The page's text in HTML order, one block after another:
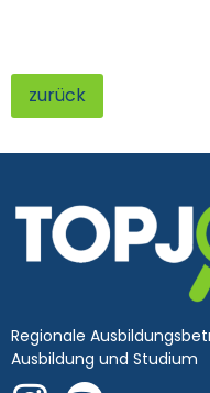
zurück
Regionale
Ausbildung und Studium